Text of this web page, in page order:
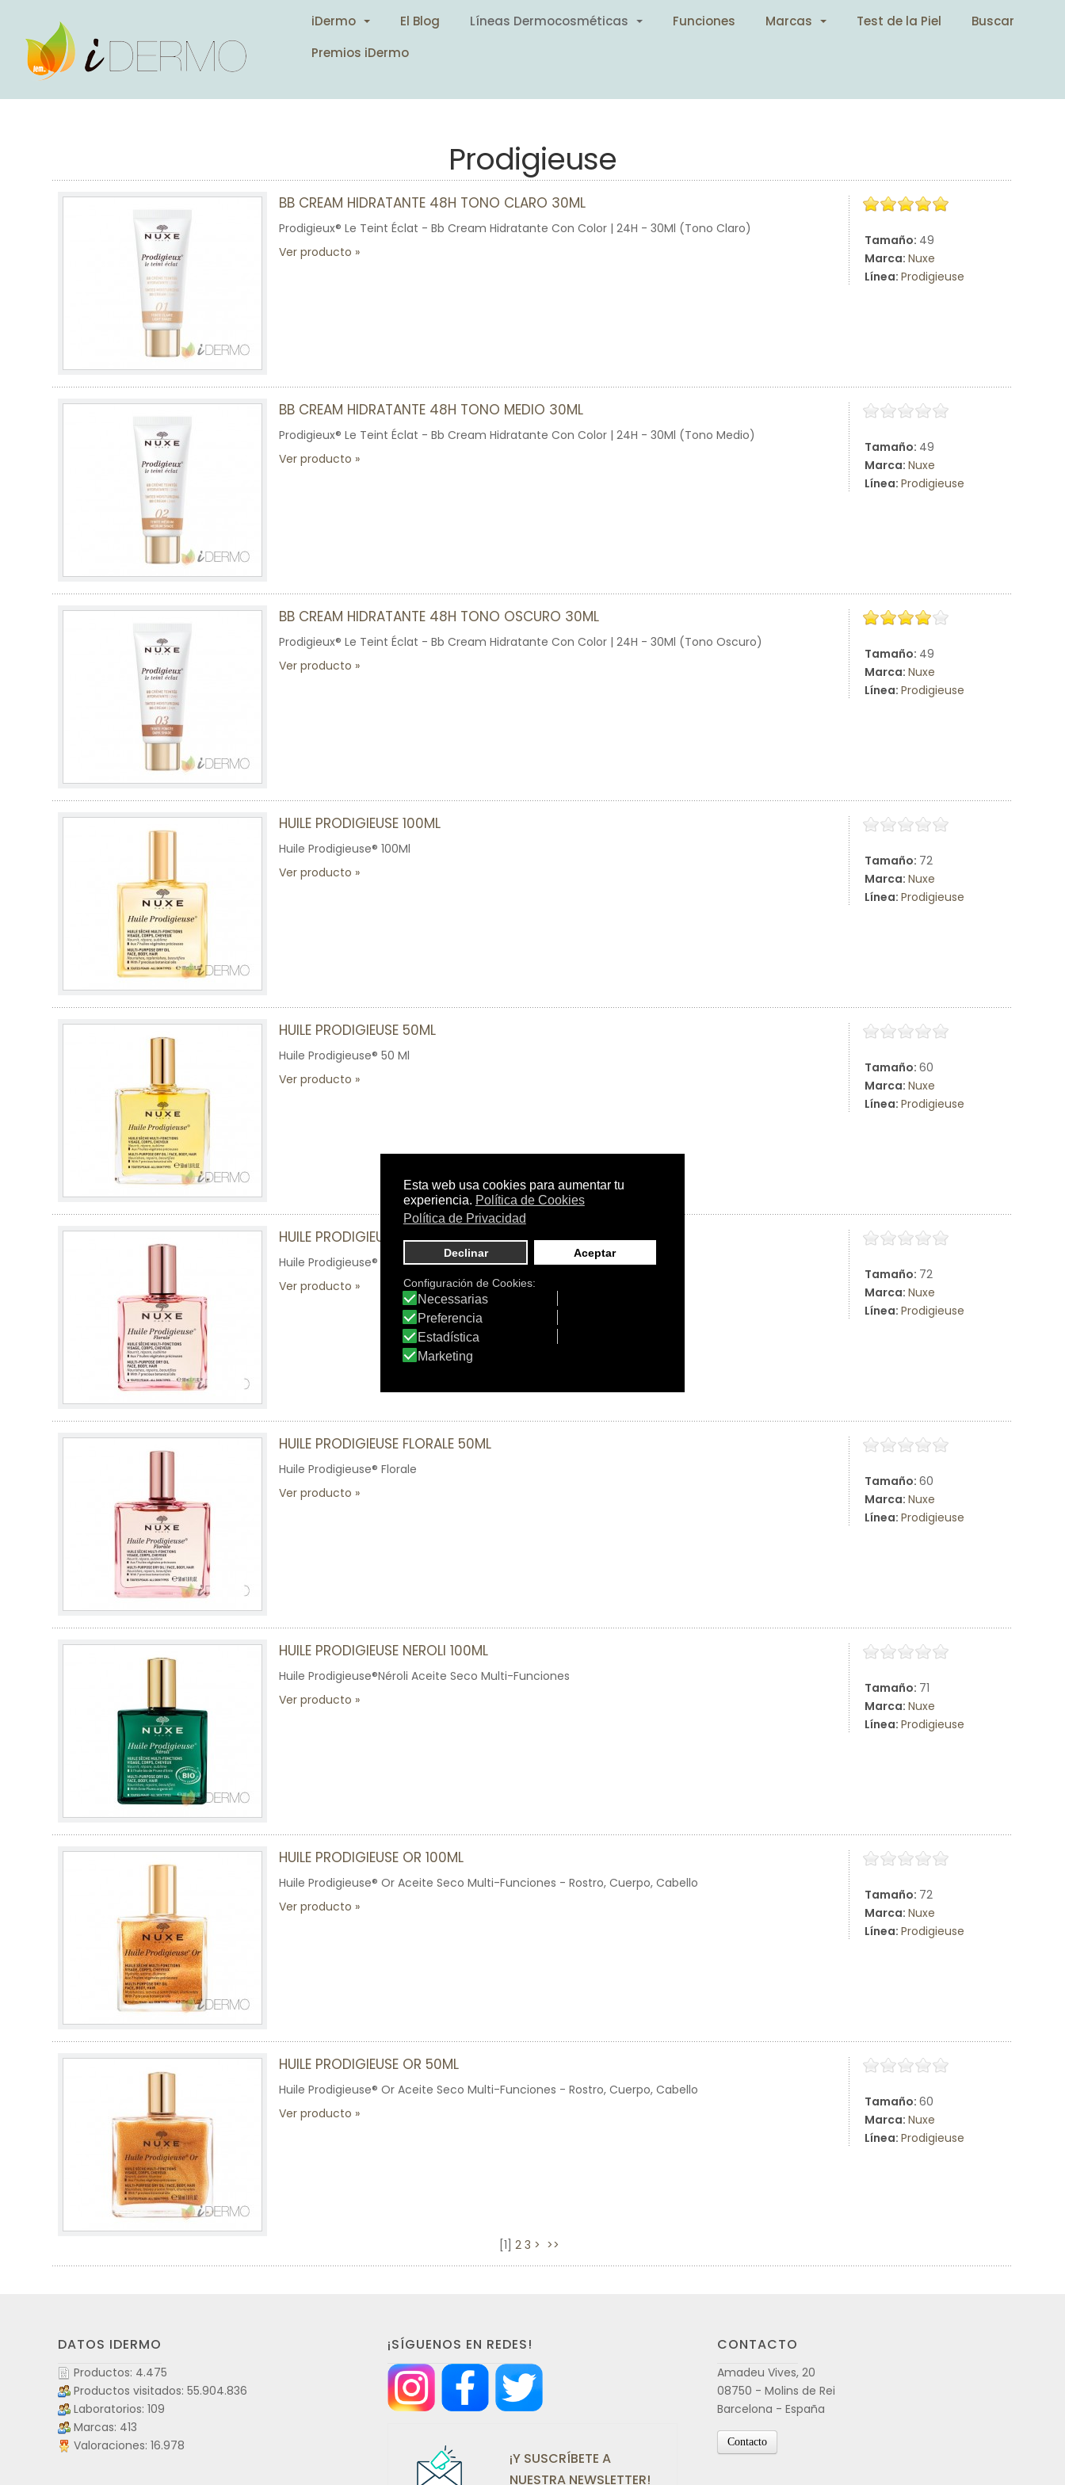
iDermo El Blog Líneas Dermocosméticas Funciones Marcas Test de la Piel
Buscar
Premios iDermo
Prodigieuse
Tamaño: 49
Marca: Nuxe
Línea: Prodigieuse
BB CREAM HIDRATANTE 48H TONO CLARO 30ML
Prodigieux® Le Teint Éclat - Bb Cream Hidratante Con Color | 24H - 30Ml (Tono Claro)
Ver producto
Tamaño: 49
Marca: Nuxe
Línea: Prodigieuse
BB CREAM HIDRATANTE 48H TONO MEDIO 30ML
Prodigieux® Le Teint Éclat - Bb Cream Hidratante Con Color | 24H - 30Ml (Tono Medio)
Ver producto
Tamaño: 49
Marca: Nuxe
Línea: Prodigieuse
BB CREAM HIDRATANTE 48H TONO OSCURO 30ML
Prodigieux® Le Teint Éclat - Bb Cream Hidratante Con Color | 24H - 30Ml (Tono Oscuro)
Ver producto
Tamaño: 72
Marca: Nuxe
Línea: Prodigieuse
HUILE PRODIGIEUSE 100ML
Huile Prodigieuse® 100Ml
Ver producto
Tamaño: 60
Marca: Nuxe
Línea: Prodigieuse
HUILE PRODIGIEUSE 50ML
Huile Prodigieuse® 50 Ml
Ver producto
Tamaño: 72
Marca: Nuxe
Línea: Prodigieuse
HUILE PRODIGIEUSE FLORALE 100ML
Huile Prodigieuse® Florale 100Ml
Ver producto
Tamaño: 60
Marca: Nuxe
Línea: Prodigieuse
HUILE PRODIGIEUSE FLORALE 50ML
Huile Prodigieuse® Florale
Ver producto
Tamaño: 71
Marca: Nuxe
Línea: Prodigieuse
HUILE PRODIGIEUSE NEROLI 100ML
Huile Prodigieuse®Néroli Aceite Seco Multi-Funciones
Ver producto
Tamaño: 72
Marca: Nuxe
Línea: Prodigieuse
HUILE PRODIGIEUSE OR 100ML
Huile Prodigieuse® Or Aceite Seco Multi-Funciones - Rostro, Cuerpo, Cabello
Ver producto
Tamaño: 60
Marca: Nuxe
Línea: Prodigieuse
HUILE PRODIGIEUSE OR 50ML
Huile Prodigieuse® Or Aceite Seco Multi-Funciones - Rostro, Cuerpo, Cabello
Ver producto
1 2 3 > >>
DATOS IDERMO
Productos: 4.475
Productos visitados: 55.904.836
Laboratorios: 109
Marcas: 413
Valoraciones: 16.978
¡SÍGUENOS EN REDES!
¡Y SUSCRÍBETE A
NUESTRA NEWSLETTER!
CONTACTO
Amadeu Vives, 20
08750 - Molins de Rei
Barcelona - España
Contacto